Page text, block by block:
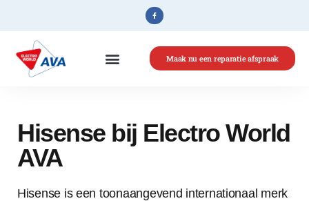
Maak nu een reparatie afspraak
Home»Hisense
Hisense bij Electro World
AVA
Hisense is een toonaangevend internationaal merk